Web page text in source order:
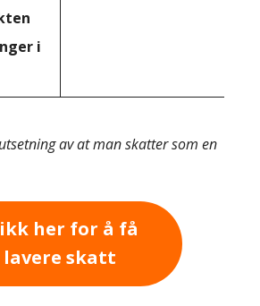
i
av at man skatter som en
her for å få
lavere skatt